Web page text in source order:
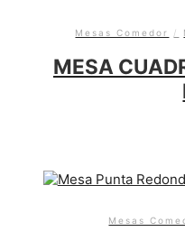
Mesas Comedor /
MESA
Mesas